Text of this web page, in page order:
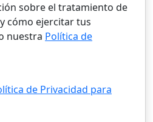
sobre el tratamiento de
cómo ejercitar tus
nuestra Política de
de Privacidad para